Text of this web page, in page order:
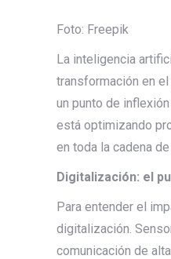
Foto: Freepik
La inteligencia
transformación en
un punto de
está optimizando
en toda la cadena de
Digitalización: el
Para entender el
digitalización.
comunicación de